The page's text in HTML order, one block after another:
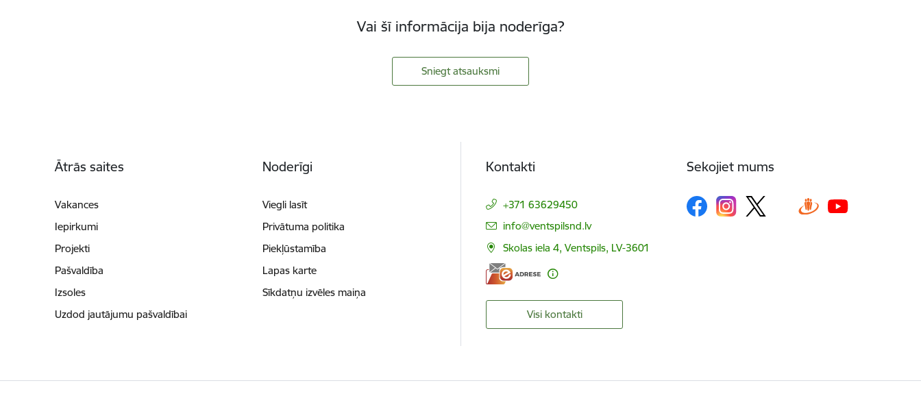
Vai šī informācija bija noderīga?
Sniegt atsauksmi
Ātrās saites
Vakances
Iepirkumi
Projekti
Pašvaldība
Izsoles
Uzdod jautājumu pašvaldībai
Noderīgi
Viegli lasīt
Privātuma politika
Piekļūstamība
Lapas karte
Sīkdatņu izvēles maiņa
Kontakti
+371 63629450
E-pasts:
info@ventspilsnd.lv
Skolas iela 4, Ventspils, LV-3601
Visi kontakti
Sekojiet mums